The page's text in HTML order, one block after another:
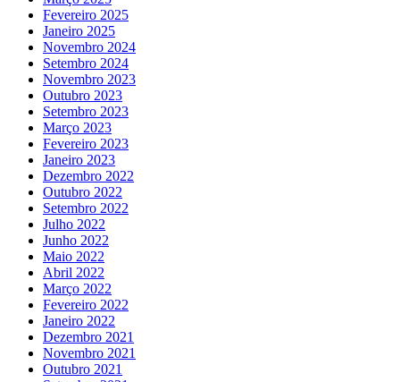
Fevereiro 2025
Janeiro 2025
Novembro 2024
Setembro 2024
Novembro 2023
Outubro 2023
Setembro 2023
Março 2023
Fevereiro 2023
Janeiro 2023
Dezembro 2022
Outubro 2022
Setembro 2022
Julho 2022
Junho 2022
Maio 2022
Abril 2022
Março 2022
Fevereiro 2022
Janeiro 2022
Dezembro 2021
Novembro 2021
Outubro 2021